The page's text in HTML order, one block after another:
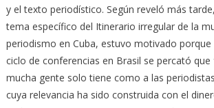
y el texto periodístico. Según reveló más
tema específico del Itinerario irregular de la
periodismo en Cuba, estuvo motivado
ciclo de conferencias en Brasil se percató que
mucha gente solo tiene como a las
cuya relevancia ha sido construida con el